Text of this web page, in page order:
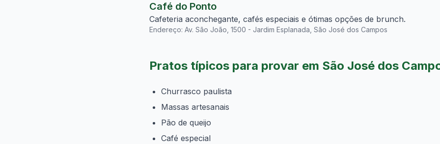
Café do Ponto
Cafeteria aconchegante, cafés especiais e ótimas opções de brunch.
Endereço: Av. São João, 1500 - Jardim Esplanada, São José dos Campos
Pratos típicos para provar em São José dos
Churrasco paulista
Massas artesanais
Pão de queijo
Café especial